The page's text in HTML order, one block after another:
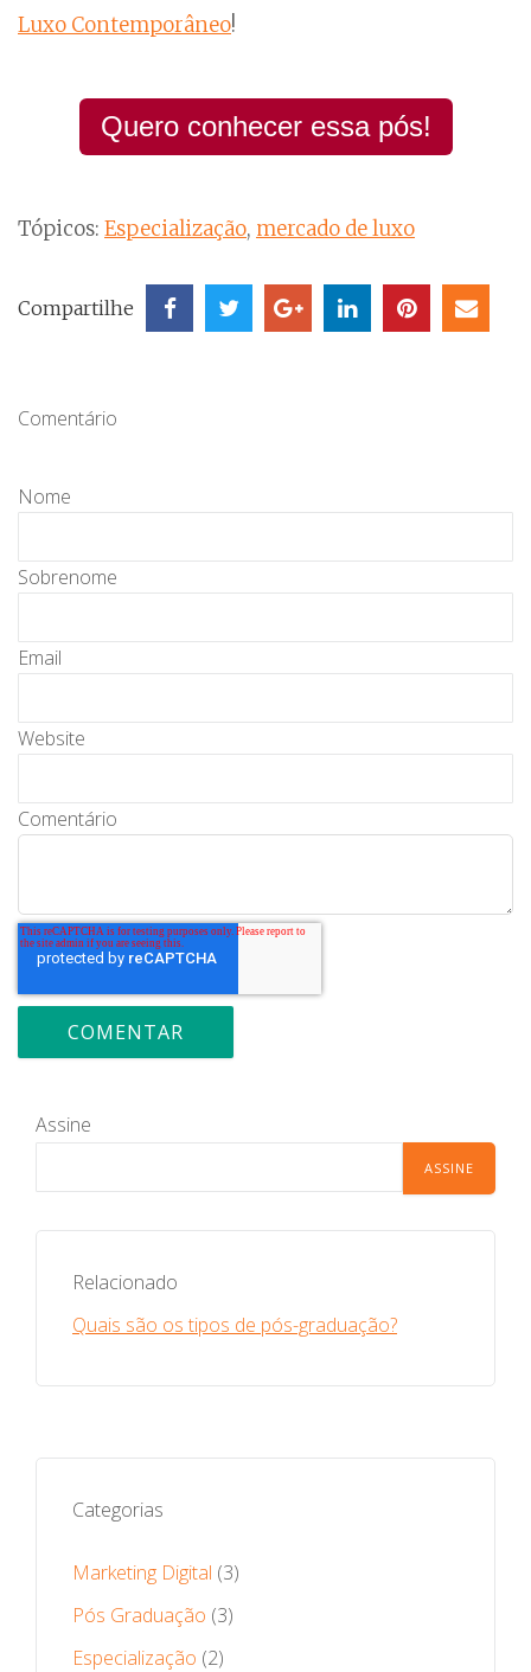
Luxo Contemporâneo!
Quero conhecer essa pós!
Tópicos: Especialização, mercado de luxo
Compartilhe
Comentário
Nome
Sobrenome
Email
Website
Comentário
Assine
Relacionado
Quais são os tipos de pós-graduação?
Categorias
Marketing Digital (3)
Pós Graduação (3)
Especialização (2)